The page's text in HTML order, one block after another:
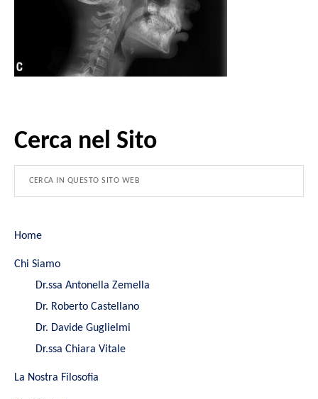
Cerca nel Sito
Home
Chi Siamo
Dr.ssa Antonella Zemella
Dr. Roberto Castellano
Dr. Davide Guglielmi
Dr.ssa Chiara Vitale
La Nostra Filosofia